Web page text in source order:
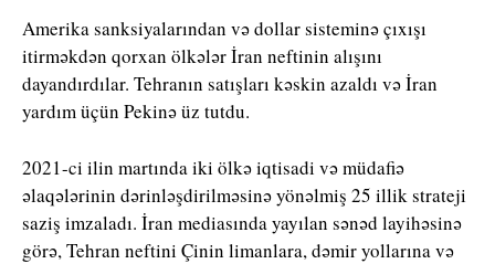
Amerika sanksiyalarından və dollar sisteminə çıxışı
itirməkdən qorxan ölkələr İran neftinin alışını
dayandırdılar. Tehranın satışları kəskin azaldı və İran
yardım üçün Pekinə üz tutdu.
2021-ci ilin martında iki ölkə iqtisadi və müdafiə
əlaqələrinin dərinləşdirilməsinə yönəlmiş 25 illik strateji
saziş imzaladı. İran mediasında yayılan sənəd layihəsinə
görə, Tehran neftini Çinin limanlara, dəmir yollarına və